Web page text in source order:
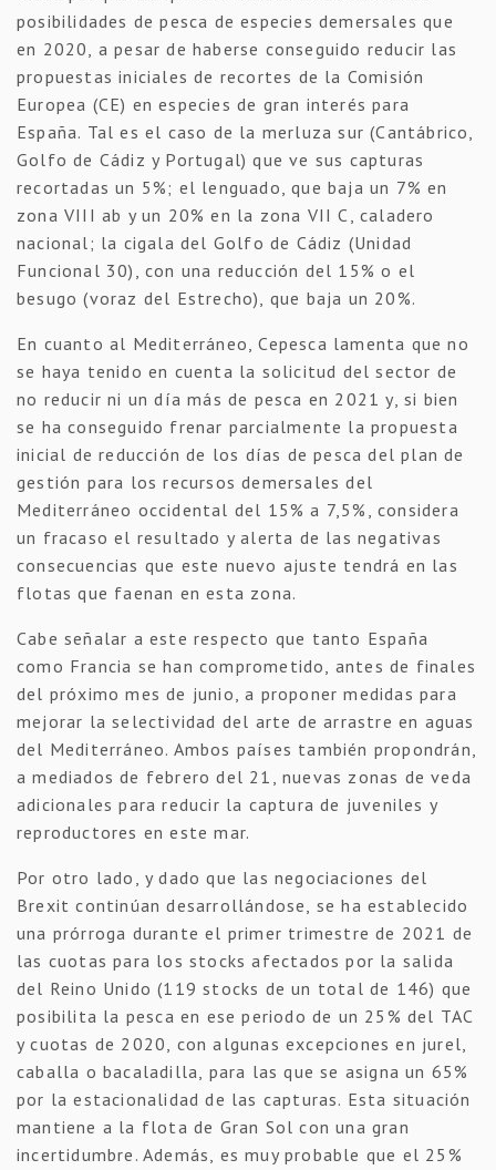
posibilidades de pesca de especies demersales que
en 2020, a pesar de haberse conseguido reducir las
propuestas iniciales de recortes de la Comisión
Europea (CE) en especies de gran interés para
España. Tal es el caso de la merluza sur (Cantábrico,
Golfo de Cádiz y Portugal) que ve sus capturas
recortadas un 5%; el lenguado, que baja un 7% en
zona VIII ab y un 20% en la zona VII C, caladero
nacional; la cigala del Golfo de Cádiz (Unidad
Funcional 30), con una reducción del 15% o el
besugo (voraz del Estrecho), que baja un 20%.
En cuanto al Mediterráneo, Cepesca lamenta que no
se haya tenido en cuenta la solicitud del sector de
no reducir ni un día más de pesca en 2021 y, si bien
se ha conseguido frenar parcialmente la propuesta
inicial de reducción de los días de pesca del plan de
gestión para los recursos demersales del
Mediterráneo occidental del 15% a 7,5%, considera
un fracaso el resultado y alerta de las negativas
consecuencias que este nuevo ajuste tendrá en las
flotas que faenan en esta zona.
Cabe señalar a este respecto que tanto España
como Francia se han comprometido, antes de finales
del próximo mes de junio, a proponer medidas para
mejorar la selectividad del arte de arrastre en aguas
del Mediterráneo. Ambos países también propondrán,
a mediados de febrero del 21, nuevas zonas de veda
adicionales para reducir la captura de juveniles y
reproductores en este mar.
Por otro lado, y dado que las negociaciones del
Brexit continúan desarrollándose, se ha establecido
una prórroga durante el primer trimestre de 2021 de
las cuotas para los stocks afectados por la salida
del Reino Unido (119 stocks de un total de 146) que
posibilita la pesca en ese periodo de un 25% del TAC
y cuotas de 2020, con algunas excepciones en jurel,
caballa o bacaladilla, para las que se asigna un 65%
por la estacionalidad de las capturas. Esta situación
mantiene a la flota de Gran Sol con una gran
incertidumbre. Además, es muy probable que el 25%